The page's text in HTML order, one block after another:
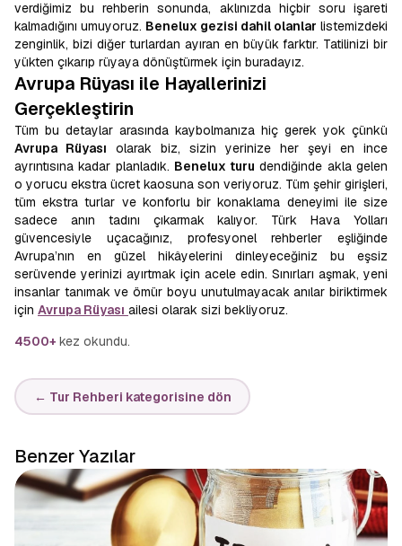
verdiğimiz bu rehberin sonunda, aklınızda hiçbir soru işareti
kalmadığını umuyoruz. Benelux gezisi dahil olanlar listemizdeki
zenginlik, bizi diğer turlardan ayıran en büyük farktır. Tatilinizi bir
yükten çıkarıp rüyaya dönüştürmek için buradayız.
Avrupa Rüyası ile Hayallerinizi
Gerçekleştirin
Tüm bu detaylar arasında kaybolmanıza hiç gerek yok çünkü
Avrupa Rüyası olarak biz, sizin yerinize her şeyi en ince
ayrıntısına kadar planladık. Benelux turu dendiğinde akla gelen
o yorucu ekstra ücret kaosuna son veriyoruz. Tüm şehir girişleri,
tüm ekstra turlar ve konforlu bir konaklama deneyimi ile size
sadece anın tadını çıkarmak kalıyor. Türk Hava Yolları
güvencesiyle uçacağınız, profesyonel rehberler eşliğinde
Avrupa’nın en güzel hikâyelerini dinleyeceğiniz bu eşsiz
serüvende yerinizi ayırtmak için acele edin. Sınırları aşmak, yeni
insanlar tanımak ve ömür boyu unutulmayacak anılar biriktirmek
için Avrupa Rüyası ailesi olarak sizi bekliyoruz.
4500+ kez okundu.
← Tur Rehberi kategorisine dön
Benzer Yazılar